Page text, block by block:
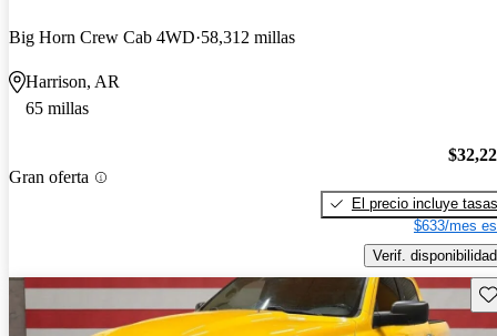
Big Horn Crew Cab 4WD 58,312 millas
Harrison, AR
65 millas
Gran oferta
El precio incluye tasas
$633/mes
Verif. disponibilidad